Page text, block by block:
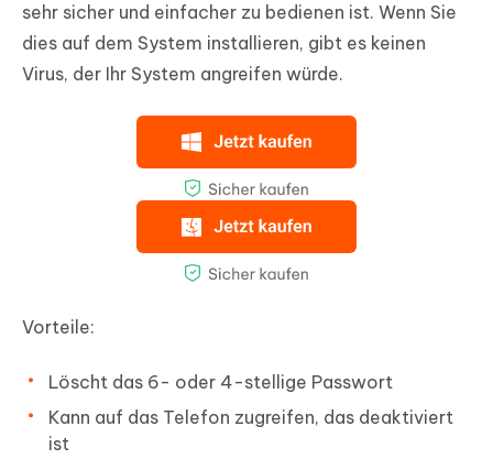
sehr sicher und einfacher zu bedienen ist. Wenn Sie
dies auf dem System installieren, gibt es keinen
Virus, der Ihr System angreifen würde.
Vorteile:
Löscht das 6- oder 4-stellige Passwort
Kann auf das Telefon zugreifen, das deaktiviert
ist